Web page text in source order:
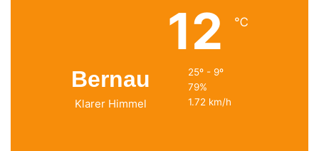
Bernau
Klarer Himmel
12 ℃
25º - 9º
79%
1.72 km/h